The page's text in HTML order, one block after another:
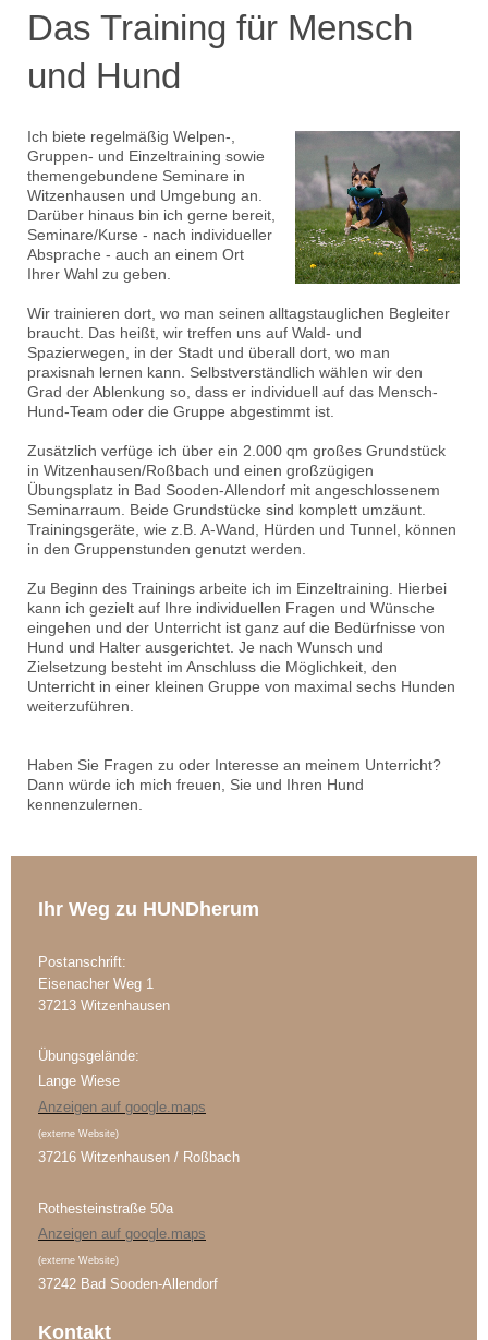
Das Training für Mensch
und Hund
Ich biete regelmäßig Welpen-,
Gruppen- und Einzeltraining sowie
themengebundene Seminare in
Witzenhausen und Umgebung an.
Darüber hinaus bin ich gerne bereit,
Seminare/Kurse - nach individueller
Absprache - auch an einem Ort
Ihrer Wahl zu geben.
Wir trainieren dort, wo man seinen alltagstauglichen Begleiter
braucht. Das heißt, wir treffen uns auf Wald- und
Spazierwegen, in der Stadt und überall dort, wo man
praxisnah lernen kann. Selbstverständlich wählen wir den
Grad der Ablenkung so, dass er individuell auf das Mensch-
Hund-Team oder die Gruppe abgestimmt ist.
Zusätzlich verfüge ich über ein 2.000 qm großes Grundstück
in Witzenhausen/Roßbach und einen großzügigen
Übungsplatz in Bad Sooden-Allendorf mit angeschlossenem
Seminarraum. Beide Grundstücke sind komplett umzäunt.
Trainingsgeräte, wie z.B. A-Wand, Hürden und Tunnel, können
in den Gruppenstunden genutzt werden.
Zu Beginn des Trainings arbeite ich im Einzeltraining. Hierbei
kann ich gezielt auf Ihre individuellen Fragen und Wünsche
eingehen und der Unterricht ist ganz auf die Bedürfnisse von
Hund und Halter ausgerichtet. Je nach Wunsch und
Zielsetzung besteht im Anschluss die Möglichkeit, den
Unterricht in einer kleinen Gruppe von maximal sechs Hunden
weiterzuführen.
Haben Sie Fragen zu oder Interesse an meinem Unterricht?
Dann würde ich mich freuen, Sie und Ihren Hund
kennenzulernen.
Ihr Weg zu HUNDherum
Postanschrift:
Eisenacher Weg 1
37213 Witzenhausen
Übungsgelände:
Lange Wiese
Anzeigen auf google.maps
(externe Website)
37216 Witzenhausen / Roßbach
Rothesteinstraße 50a
Anzeigen auf google.maps
(externe Website)
37242 Bad Sooden-Allendorf
Kontakt